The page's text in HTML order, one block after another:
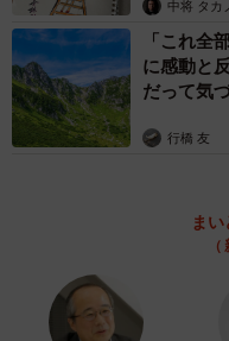
中将 タカ
「これ全
に感動と
だって気
行橋 友
ま